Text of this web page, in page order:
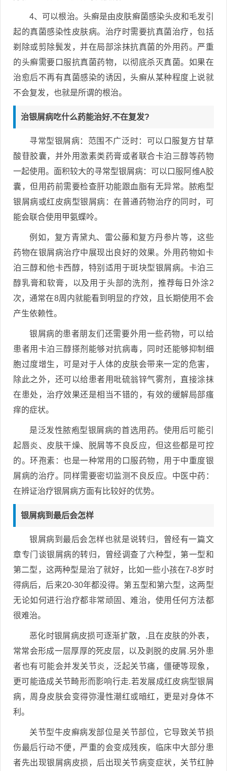
4、可以根治。头癣是由皮肤癣菌感染头皮和毛发引
起的真菌感染性皮肤病。治疗时需要抗真菌治疗，包括
剃除或剪除鬓发，并在局部涂抹抗真菌的外用药。严重
的头癣需要口服抗真菌药物，以彻底杀灭真菌。如果在
治愈后不再有真菌感染的诱因，头癣从某种程度上说就
不会复发，也就是所谓的根治。
治银屑病吃什么药能治好,不在复发?
寻常型银屑病：范围不广泛时：可以口服复方甘草
酸苷胶囊，并外用激素类药膏或者联合卡泊三醇等药物
一起使用。面积较大的寻常型银屑病：可以口服阿维A胶
囊，但用药前需要检查肝功能跟血脂有无异常。脓疱型
银屑病或红皮病型银屑病：在普通药物治疗的同时，可
能会联合使用甲氨蝶呤。
例如，复方青黛丸、雷公藤和复方丹参片等，这些
药物在银屑病治疗中展现出良好的效果。外用药物如卡
泊三醇和他卡西醇，特别适用于斑块型银屑病。卡泊三
醇乳膏和软膏，以及用于头部的洗剂，推荐每日外涂2
次，通常在8周内就能看到明显的疗效，且长期使用不会
产生依赖性。
银屑病的患者朋友们还需要外用一些药物，可以给
患者用卡泊三醇搽剂能够对抗病毒，同时还能够抑制细
胞过度增生，可是对于人体的皮肤会带来一定的危害，
除此之外，还可以给患者用吡硫翁锌气雾剂，直接涂抹
在患处，治疗效果还是相当不错的，有效的缓解局部瘙
痒的症状。
是泛发性脓疱型银屑病的首选用药。使用后可能引
起唇炎、皮肤干燥、脱屑等不良反应，但这些都是可控
的。环孢素：也是一种常用的口服药物，用于中重度银
屑病的治疗。同样需要密切监测不良反应。中医中药：
在辨证治疗银屑病方面有比较好的优势。
银屑病到最后会怎样
银屑病到最后会怎样也就是说转归，曾经有一篇文
章专门谈银屑病的转归，曾经调查了六种型，第一型和
第二型，这两种型是治了就好，比如一些小孩在7-8岁时
得病后，后来20-30年都没得。第五型和第六型，这两型
无论如何进行治疗都非常顽固、难治，使用任何方法都
很难治。
恶化时银屑病皮损可逐渐扩散，.且在皮肤的外表，
常常会形成一层厚厚的死皮层，以及剥脱的皮屑.另外患
者也有可能会并发关节炎，泛起关节痛，僵硬等现象，
更可能造成关节畸形而影响行走.若发展成红皮病型银屑
病，周身皮肤会变得弥漫性潮红或暗红，更是对身体不
利。
关节型牛皮癣病发部位是关节部位，它导致关节损
伤最后行动不便，严重的会变成残疾，临床中大部分患
者先出现银屑病皮损，后出现关节病变症状，关节红肿